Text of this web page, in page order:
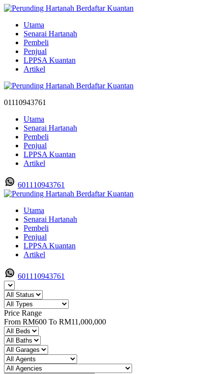
Utama
Senarai Hartanah
Pembeli
Penjual
LPPSA Kuantan
Artikel
01110943761
Utama
Senarai Hartanah
Pembeli
Penjual
LPPSA Kuantan
Artikel
601110943761
Utama
Senarai Hartanah
Pembeli
Penjual
LPPSA Kuantan
Artikel
601110943761
Price Range
From RM600 To RM11,000,000